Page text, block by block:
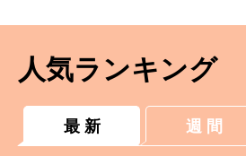
人気ランキング
最 新 週 間